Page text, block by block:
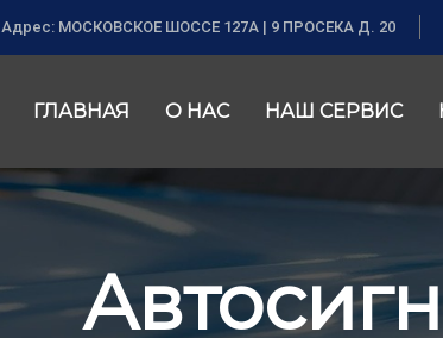
Адрес: МОСКОВСКОЕ ШОССЕ 127А | 9 ПРОСЕКА Д. 20
ГЛАВНАЯ О НАС НАШ СЕРВИС